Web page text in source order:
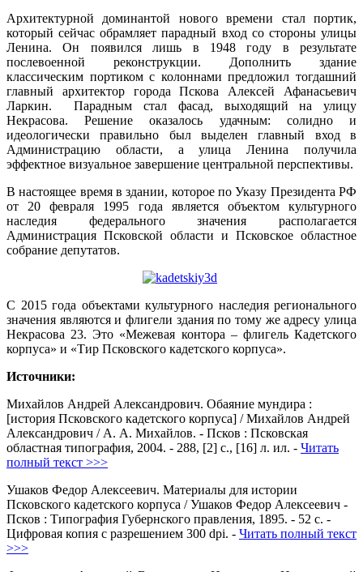
Архитектурной доминантой нового времени стал портик,
который сейчас обрамляет парадный вход со стороны улицы
Ленина. Он появился лишь в 1948 году в результате
послевоенной реконструкции. Дополнить здание
классическим портиком с колоннами предложил тогдашний
главный архитектор города Пскова Алексей Афанасьевич
Ларкин. Парадным стал фасад, выходящий на улицу
Некрасова. Решение оказалось удачным: солидно и
идеологически правильно был выделен главный вход в
Администрацию области, а улица Ленина получила
эффектное визуальное завершение центральной перспективы.
В настоящее время в здании, которое по Указу Президента РФ
от 20 февраля 1995 года является объектом культурного
наследия федерального значения располагается
Администрация Псковской области и Псковское областное
собрание депутатов.
С 2015 года объектами культурного наследия регионального
значения являются и флигели здания по тому же адресу улица
Некрасова 23. Это «Межевая контора – флигель Кадетского
корпуса» и «Тир Псковского кадетского корпуса».
Источники:
Михайлов Андрей Александрович. Обаяние мундира :
[история Псковского кадетского корпуса] / Михайлов Андрей
Александрович / А. А. Михайлов. - Псков : Псковская
областная типография, 2004. - 288, [2] с., [16] л. ил. - Читать
полный текст >>>
Ушаков Федор Алексеевич. Материалы для истории
Псковского кадетского корпуса / Ушаков Федор Алексеевич -
Псков : Типография Губернского правления, 1895. - 52 с. -
Цифровая копия с разрешением 300 dpi. - Читать полный текст
>>>